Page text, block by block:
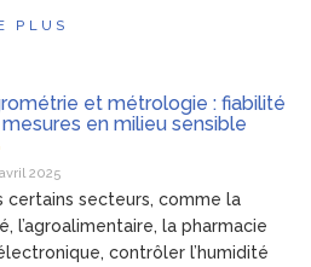
PLUS
et métrologie : fiabilité
en milieu sensible
2025
certains secteurs, comme la
l’agroalimentaire, la pharmacie
contrôler l’humidité